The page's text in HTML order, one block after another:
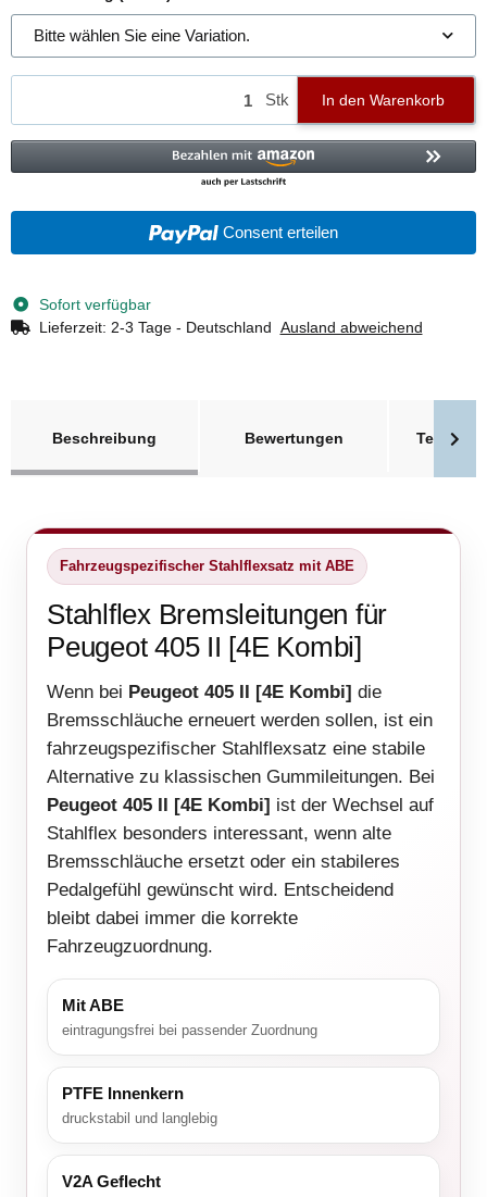
Bitte wählen Sie eine Variation.
Stk In den Warenkorb
Consent erteilen
Sofort verfügbar
Lieferzeit: 2-3 Tage - Deutschland Ausland abweichend
Beschreibung
Bewertungen
Fahrzeugspezifischer Stahlflexsatz mit ABE
Stahlflex Bremsleitungen für
Peugeot 405 II [4E Kombi]
Wenn bei Peugeot 405 II [4E Kombi] die
Bremsschläuche erneuert werden sollen, ist ein
fahrzeugspezifischer Stahlflexsatz eine stabile
Alternative zu klassischen Gummileitungen. Bei
Peugeot 405 II [4E Kombi] ist der Wechsel auf
Stahlflex besonders interessant, wenn alte
Bremsschläuche ersetzt oder ein stabileres
Pedalgefühl gewünscht wird. Entscheidend
bleibt dabei immer die korrekte
Fahrzeugzuordnung.
Mit ABE
eintragungsfrei bei passender Zuordnung
PTFE Innenkern
druckstabil und langlebig
V2A Geflecht